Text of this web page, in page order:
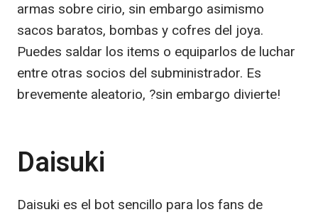
armas sobre cirio, sin embargo asimismo
sacos baratos, bombas y cofres del joya.
Puedes saldar los items o equiparlos de luchar
entre otras socios del subministrador. Es
brevemente aleatorio, ?sin embargo divierte!
Daisuki
Daisuki es el bot sencillo para los fans de